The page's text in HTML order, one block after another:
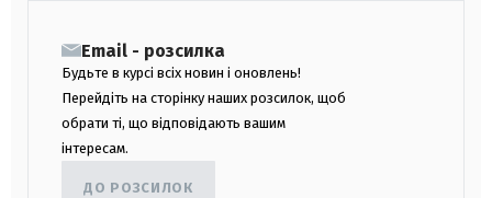
Email - розсилка
Будьте в курсі всіх новин і оновлень!
Перейдіть на сторінку наших розсилок, щоб
обрати ті, що відповідають вашим
інтересам.
ДО РОЗСИЛОК